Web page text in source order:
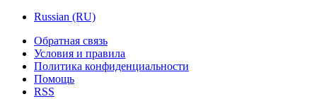
Russian (RU)
Обратная связь
Условия и правила
Политика конфиденциальности
Помощь
RSS